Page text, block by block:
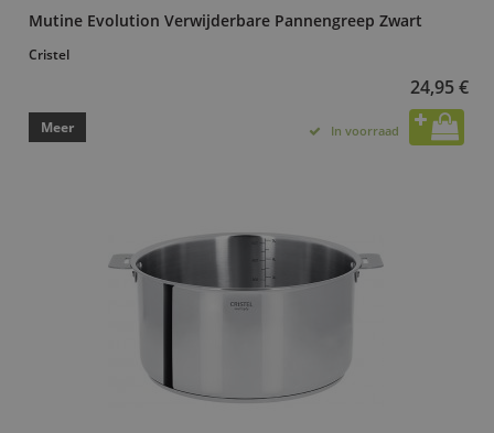
Mutine Evolution Verwijderbare Pannengreep Zwart
Cristel
24,95 €
Meer In voorraad